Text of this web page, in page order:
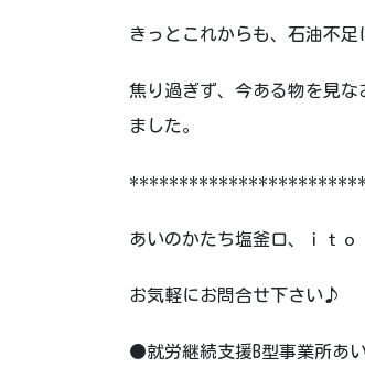
きっとこれからも、石油不足
焦り過ぎず、今ある物を見
ました。
あいのかたち塩釜口、ｉｔ
お気軽にお問合せ下さい♪
●就労継続支援B型事業所あ